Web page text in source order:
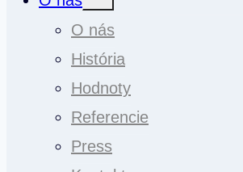
O nás
História
Hodnoty
Referencie
Press